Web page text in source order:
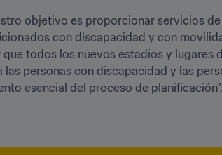
objetivo es proporcionar servicios
con discapacidad y con
todos los nuevos estadios y lugares
las personas con discapacidad y las
esencial del proceso de